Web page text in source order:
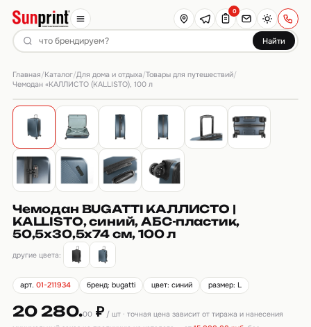
Найти
0
Главная/Каталог/Для дома и отдыха/Товары для путешествий/
Чемодан «КАЛЛИСТО (KALLISTO), 100 л
Чемодан BUGATTI КАЛЛИСТО |
KALLISTO, синий, АБС-пластик,
50,5х30,5х74 см, 100 л
другие цвета:
арт.01-211934 бренд: bugatti цвет: синий размер: L
20 280.00₽/ шт · точная цена зависит от тиража и нанесения